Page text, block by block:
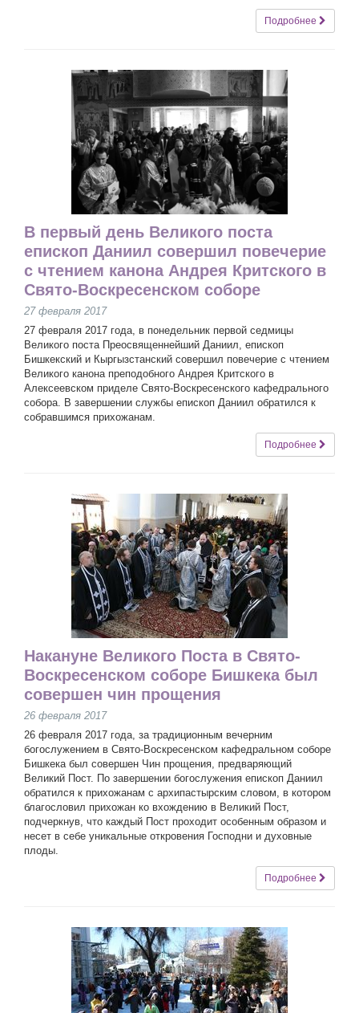
Подробнее
В первый день Великого поста
епископ Даниил совершил повечерие
с чтением канона Андрея Критского в
Свято-Воскресенском соборе
27 февраля 2017
27 февраля 2017 года, в понедельник первой седмицы
Великого поста Преосвященнейший Даниил, епископ
Бишкекский и Кыргызстанский совершил повечерие с чтением
Великого канона преподобного Андрея Критского в
Алексеевском приделе Свято-Воскресенского кафедрального
собора. В завершении службы епископ Даниил обратился к
собравшимся прихожанам.
Подробнее
Накануне Великого Поста в Свято-
Воскресенском соборе Бишкека был
совершен чин прощения
26 февраля 2017
26 февраля 2017 года, за традиционным вечерним
богослужением в Свято-Воскресенском кафедральном соборе
Бишкека был совершен Чин прощения, предваряющий
Великий Пост. По завершении богослужения епископ Даниил
обратился к прихожанам с архипастырским словом, в котором
благословил прихожан ко вхождению в Великий Пост,
подчеркнув, что каждый Пост проходит особенным образом и
несет в себе уникальные откровения Господни и духовные
плоды.
Подробнее